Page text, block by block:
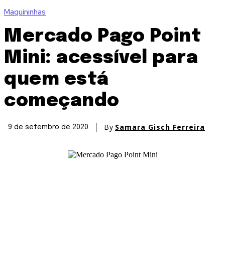
Maquininhas
Mercado Pago Point
Mini: acessível para
quem está
começando
9 de setembro de 2020 By Samara Gisch Ferreira